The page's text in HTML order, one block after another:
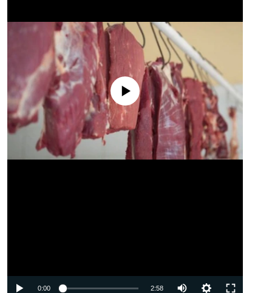
No media source currently available
0:00 2:58